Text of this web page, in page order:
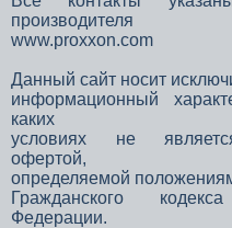
производителя
www.proxxon.com
Данный сайт носит
информационный
каких
условиях не
офертой,
определяемой
Гражданского
Федерации.